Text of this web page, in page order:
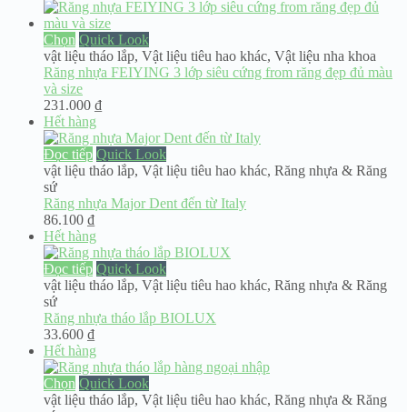
Chọn Quick Look
vật liệu tháo lắp, Vật liệu tiêu hao khác, Vật liệu nha khoa
Răng nhựa FEIYING 3 lớp siêu cứng from răng đẹp đủ màu
và size
231.000 ₫
Hết hàng
Đọc tiếp Quick Look
vật liệu tháo lắp, Vật liệu tiêu hao khác, Răng nhựa & Răng
sứ
Răng nhựa Major Dent đến từ Italy
86.100 ₫
Hết hàng
Đọc tiếp Quick Look
vật liệu tháo lắp, Vật liệu tiêu hao khác, Răng nhựa & Răng
sứ
Răng nhựa tháo lắp BIOLUX
33.600 ₫
Hết hàng
Chọn Quick Look
vật liệu tháo lắp, Vật liệu tiêu hao khác, Răng nhựa & Răng